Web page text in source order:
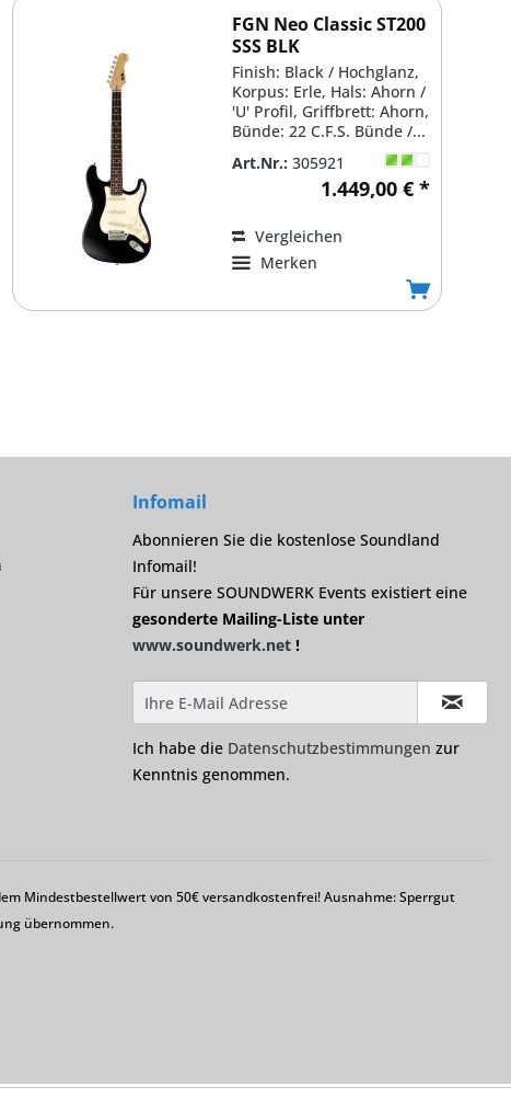
FGN Neo Classic ST200
SSS BLK
Finish: Black / Hochglanz,
Korpus: Erle, Hals: Ahorn /
'U' Profil, Griffbrett: Ahorn,
Bünde: 22 C.F.S. Bünde /...
Art.Nr.: 305921
1.449,00 € *
Vergleichen
Merken
Infomail
Abonnieren Sie die kostenlose Soundland
Infomail!
Für unsere SOUNDWERK Events existiert eine
gesonderte Mailing-Liste unter
www.soundwerk.net !
Ich habe die Datenschutzbestimmungen zur
Kenntnis genommen.
Mindestbestellwert von 50€ versandkostenfrei! Ausnahme: Sperrgut
übernommen.